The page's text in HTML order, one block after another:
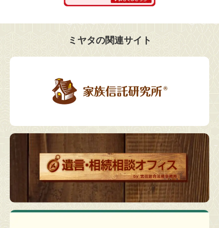
ミヤタの関連サイト